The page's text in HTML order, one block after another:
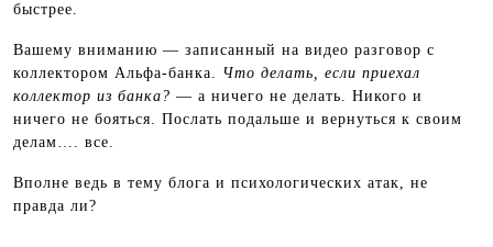
быстрее.
Вашему вниманию — записанный на видео разговор с
коллектором Альфа-банка. Что делать, если приехал
коллектор из банка? — а ничего не делать. Никого и
ничего не бояться. Послать подальше и вернуться к своим
делам…. все.
Вполне ведь в тему блога и психологических атак, не
правда ли?